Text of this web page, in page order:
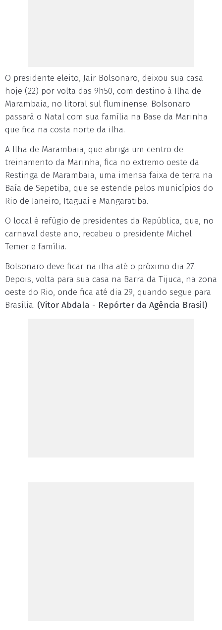
O presidente eleito, Jair Bolsonaro, deixou sua casa
hoje (22) por volta das 9h50, com destino à Ilha de
Marambaia, no litoral sul fluminense. Bolsonaro
passará o Natal com sua família na Base da Marinha
que fica na costa norte da ilha.
A Ilha de Marambaia, que abriga um centro de
treinamento da Marinha, fica no extremo oeste da
Restinga de Marambaia, uma imensa faixa de terra na
Baía de Sepetiba, que se estende pelos municípios do
Rio de Janeiro, Itaguaí e Mangaratiba.
O local é refúgio de presidentes da República, que, no
carnaval deste ano, recebeu o presidente Michel
Temer e família.
Bolsonaro deve ficar na ilha até o próximo dia 27.
Depois, volta para sua casa na Barra da Tijuca, na zona
oeste do Rio, onde fica até dia 29, quando segue para
Brasília. (Vitor Abdala - Repórter da Agência Brasil)